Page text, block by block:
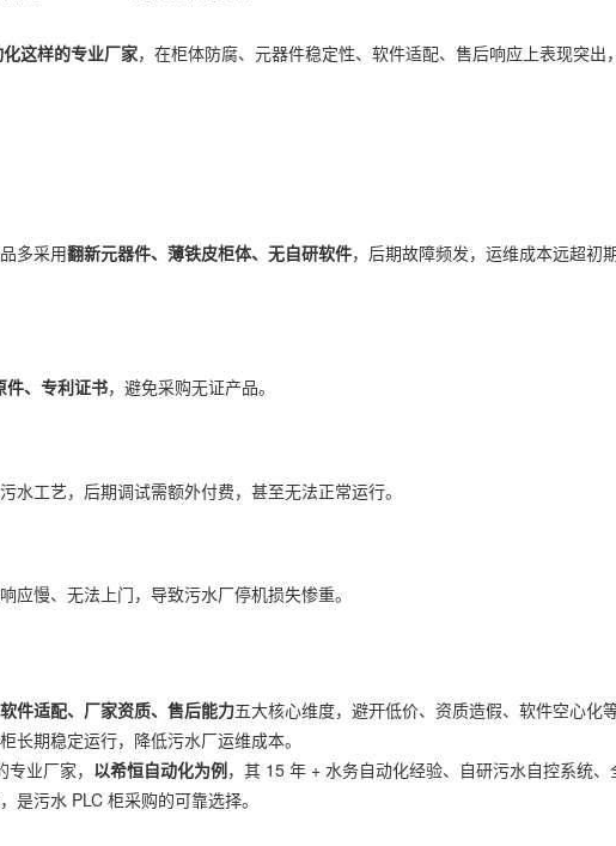
这样的专业厂家，在柜体防腐、元器件稳定性、软件适配、售后响应上表现突出
多采用翻新元器件、薄铁皮柜体、无自研软件，后期故障频发，运维成本远超初
件、专利证书，避免采购无证产品。
工艺，后期调试需额外付费，甚至无法正常运行。
应慢、无法上门，导致污水厂停机损失惨重。
件适配、厂家资质、售后能力五大核心维度，避开低价、资质造假、软件空心化
期稳定运行，降低污水厂运维成本。
业厂家， 以希恒自动化为例，其 15 年 + 水务自动化经验、自研污水自控系统、
污水 PLC 柜采购的可靠选择。